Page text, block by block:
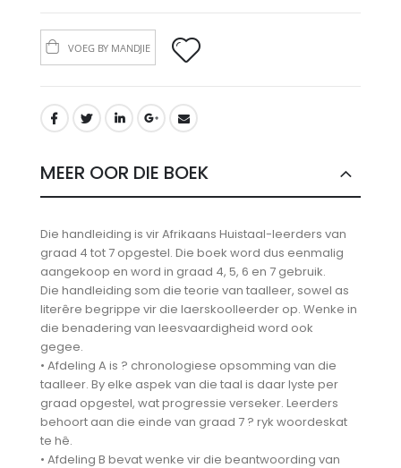
VOEG BY MANDJIE
MEER OOR DIE BOEK
Die handleiding is vir Afrikaans Huistaal-leerders van
graad 4 tot 7 opgestel. Die boek word dus eenmalig
aangekoop en word in graad 4, 5, 6 en 7 gebruik.
Die handleiding som die teorie van taalleer, sowel as
literêre begrippe vir die laerskoolleerder op. Wenke in
die benadering van leesvaardigheid word ook
gegee.
• Afdeling A is ? chronologiese opsomming van die
taalleer. By elke aspek van die taal is daar lyste per
graad opgestel, wat progressie verseker. Leerders
behoort aan die einde van graad 7 ? ryk woordeskat
te hê.
• Afdeling B bevat wenke vir die beantwoording van